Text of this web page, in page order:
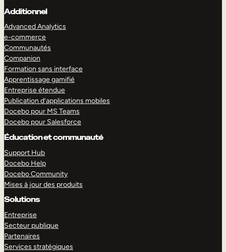
Additionnel
Advanced Analytics
e-commerce
Communautés
Companion
Formation sans interface
Apprentissage gamifié
Entreprise étendue
Publication d’applications mobiles
Docebo pour MS Teams
Docebo pour Salesforce
Éducation et communauté
Support Hub
Docebo Help
Docebo Community
Mises à jour des produits
Solutions
Entreprise
Secteur publique
Partenaires
Services stratégiques